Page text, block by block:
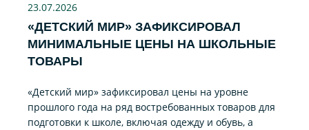
23.07.2026
«ДЕТСКИЙ МИР» ЗАФИКСИРОВАЛ
МИНИМАЛЬНЫЕ ЦЕНЫ НА ШКОЛЬНЫЕ
ТОВАРЫ
«Детский мир» зафиксировал цены на уровне
прошлого года на ряд востребованных товаров для
подготовки к школе, включая одежду и обувь, а